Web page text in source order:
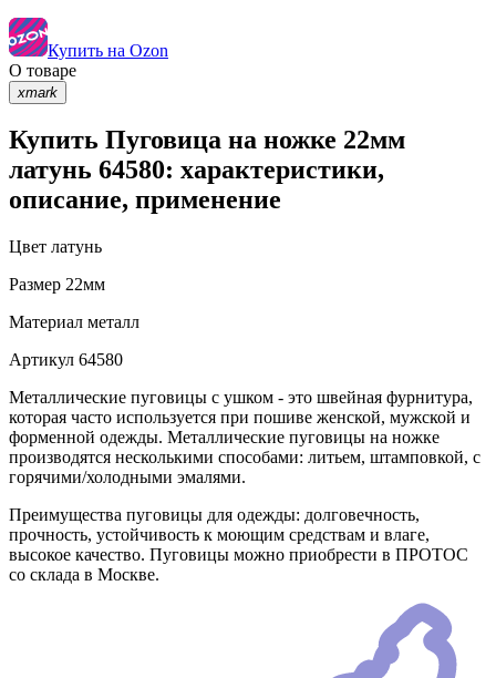
Купить на Ozon
О товаре
xmark
Купить Пуговица на ножке 22мм
латунь 64580: характеристики,
описание, применение
Цвет латунь
Размер 22мм
Материал металл
Артикул 64580
Металлические пуговицы с ушком - это швейная фурнитура,
которая часто используется при пошиве женской, мужской и
форменной одежды. Металлические пуговицы на ножке
производятся несколькими способами: литьем, штамповкой, с
горячими/холодными эмалями.
Преимущества пуговицы для одежды: долговечность,
прочность, устойчивость к моющим средствам и влаге,
высокое качество. Пуговицы можно приобрести в ПРОТОС
со склада в Москве.